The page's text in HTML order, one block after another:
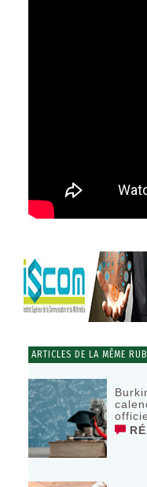
ARTICLES DE LA MÊME